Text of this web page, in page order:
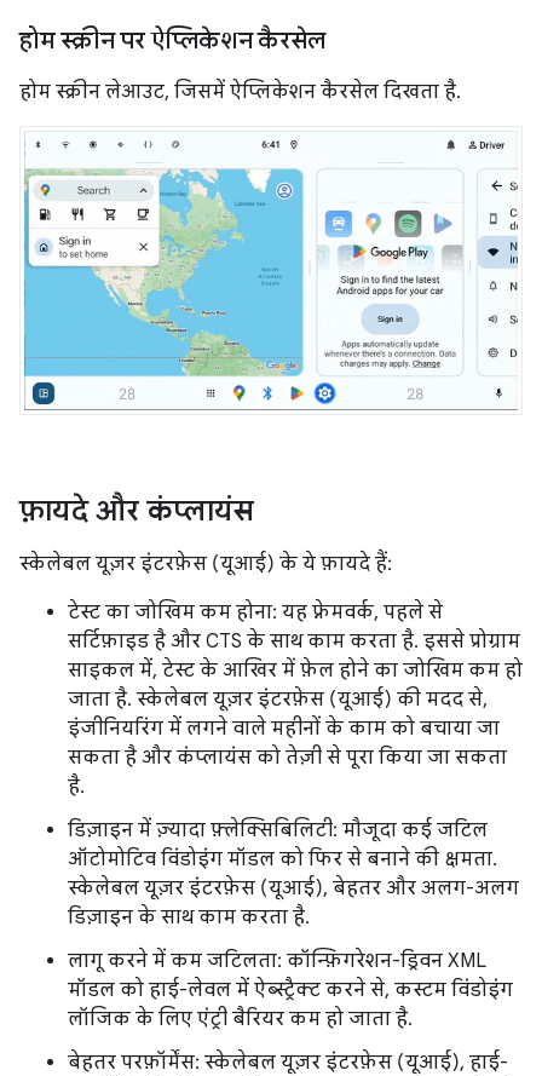
होम स्क्रीन पर ऐप्लिकेशन कैरसेल
होम स्क्रीन लेआउट, जिसमें ऐप्लिकेशन कैरसेल दिखता है.
फ़ायदे और कंप्लायंस
स्केलेबल यूज़र इंटरफ़ेस (यूआई) के ये फ़ायदे हैं:
टेस्ट का जोखिम कम होना: यह फ़्रेमवर्क, पहले से
सर्टिफ़ाइड है और CTS के साथ काम करता है. इससे प्रोग्राम
साइकल में, टेस्ट के आखिर में फ़ेल होने का जोखिम कम हो
जाता है. स्केलेबल यूज़र इंटरफ़ेस (यूआई) की मदद से,
इंजीनियरिंग में लगने वाले महीनों के काम को बचाया जा
सकता है और कंप्लायंस को तेज़ी से पूरा किया जा सकता
है.
डिज़ाइन में ज़्यादा फ़्लेक्सिबिलिटी: मौजूदा कई जटिल
ऑटोमोटिव विंडोइंग मॉडल को फिर से बनाने की क्षमता.
स्केलेबल यूज़र इंटरफ़ेस (यूआई), बेहतर और अलग-अलग
डिज़ाइन के साथ काम करता है.
लागू करने में कम जटिलता: कॉन्फ़िगरेशन-ड्रिवन XML
मॉडल को हाई-लेवल में ऐब्स्ट्रैक्ट करने से, कस्टम विंडोइंग
लॉजिक के लिए एंट्री बैरियर कम हो जाता है.
बेहतर परफ़ॉर्मेंस: स्केलेबल यूज़र इंटरफ़ेस (यूआई), हाई-